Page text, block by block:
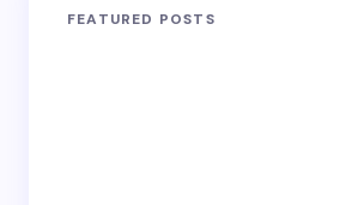
FEATURED POSTS